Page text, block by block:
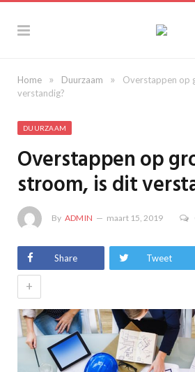
Home » Duurzaam »
Overstappen op
verstandig?
DUURZAAM
Overstappen op
stroom, is dit
By ADMIN maart 15, 2019
Share Tweet
+